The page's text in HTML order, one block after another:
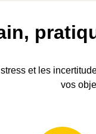
et les
vos